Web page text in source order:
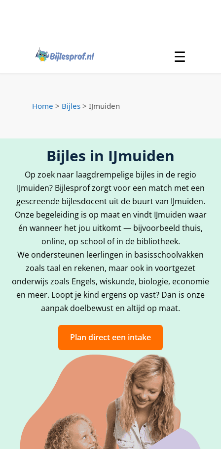
☰
Home > Bijles> IJmuiden
Bijles in IJmuiden
Op zoek naar laagdrempelige bijles in de regio
IJmuiden? Bijlesprof zorgt voor een match met een
gescreende bijlesdocent uit de buurt van IJmuiden.
Onze begeleiding is op maat en vindt IJmuiden waar
én wanneer het jou uitkomt — bijvoorbeeld thuis,
online, op school of in de bibliotheek.
We ondersteunen leerlingen in basisschoolvakken
zoals taal en rekenen, maar ook in voortgezet
onderwijs zoals Engels, wiskunde, biologie, economie
en meer. Loopt je kind ergens op vast? Dan is onze
aanpak doelbewust en altijd op maat.
Plan direct een intake